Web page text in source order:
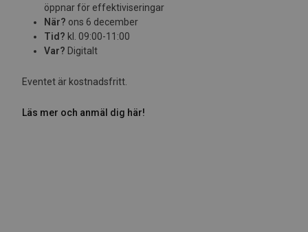
öppnar för effektiviseringar
När? ons 6 december
Tid? kl. 09:00-11:00
Var? Digitalt
Eventet är kostnadsfritt.
Läs mer och anmäl dig här!